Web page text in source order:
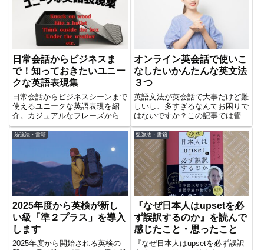
と賢い課金の考え方を解説しま
します。略語で止まらずに読むコ
日常会話からビジネスま
で！知っておきたいユニー
クな英語表現集
日常会話からビジネスシーンまで
使えるユニークな英語表現を紹
介。カジュアルなフレーズから創
造的な発想を促すビジネス表現ま
で、幅広く学べる内容です。早速
使ってみましょう！
オンライン英会話で使いこ
なしたいかんたんな英文法
３つ
英語文法が英会話で大事だけど難
しいし、多すぎるなんてお困りで
はないですか？この記事では管理
人とりしまがおすすめするかんた
んだけどいきなりセンテンスが生
きてくる文法を３つ紹介していま
す。これで自然な表現が作れます
よ！
勉強法・書籍
2025年度から英検が新し
い級「準２プラス」を導入
します
2025年度から開始される英検の
勉強法・書籍
『なぜ日本人はupsetを必
ず誤訳するのか』を読んで
感じたこと・思ったこと
『なぜ日本人はupsetを必ず誤訳